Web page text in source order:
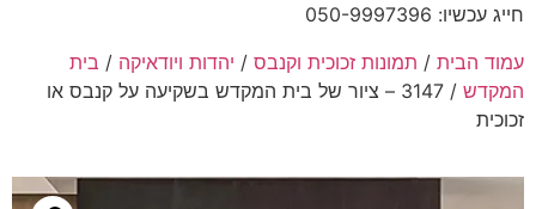
חייג עכשיו: 050-9997396
עמוד הבית / תמונות זכוכית וקנבס / יהדות ויודאיקה / בית
המקדש
/ 3147 – ציור של בית המקדש בשקיעה על קנבס או
זכוכית